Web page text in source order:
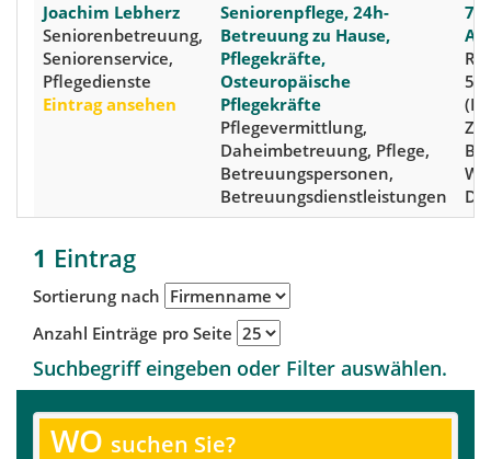
Joachim Lebherz
Seniorenbetreuung,
Seniorenservice,
Pflegedienste
Eintrag ansehen
Seniorenpflege, 24h-
Betreuung zu Hause,
Pflegekräfte,
Osteuropäische
Pflegekräfte
Pflegevermittlung,
Daheimbetreuung, Pflege,
Betreuungspersonen,
Betreuungsdienstleistungen
50
1 Eintrag
Sortierung nach
Anzahl Einträge pro Seite
Suchbegriff eingeben oder Filter auswählen.
WO suchen Sie?